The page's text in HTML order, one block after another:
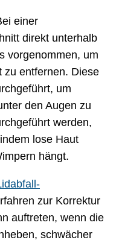
einer
direkt unterhalb
vorgenommen, um
zu entfernen. Diese
um
den Augen zu
werden,
lose Haut
hängt.
zur Korrektur
auftreten, wenn die
schwächer